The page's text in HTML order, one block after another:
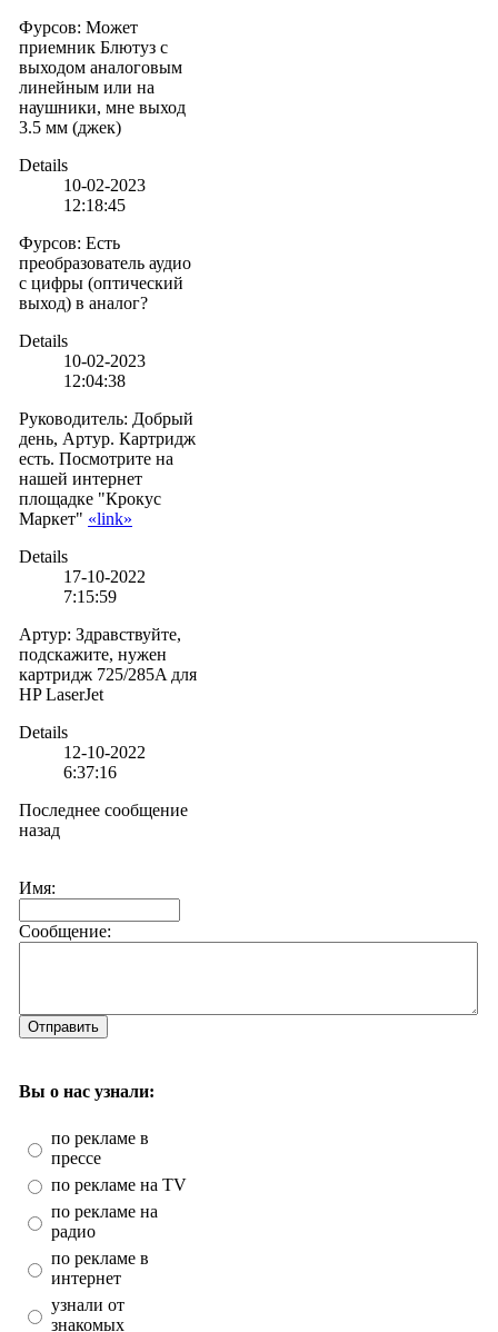
Фурсов: Может
приемник Блютуз с
выходом аналоговым
линейным или на
наушники, мне выход
3.5 мм (джек)
Details
10-02-2023
12:18:45
Фурсов: Есть
преобразователь аудио
с цифры (оптический
выход) в аналог?
Details
10-02-2023
12:04:38
Руководитель: Добрый
день, Артур. Картридж
есть. Посмотрите на
нашей интернет
площадке "Крокус
Маркет" «link»
Details
17-10-2022
7:15:59
Артур: Здравствуйте,
подскажите, нужен
картридж 725/285A для
HP LaserJet
Details
12-10-2022
6:37:16
Последнее сообщение
назад
Имя:
Сообщение:
Отправить
Вы о нас узнали:
по рекламе в
прессе
по рекламе на TV
по рекламе на
радио
по рекламе в
интернет
узнали от
знакомых